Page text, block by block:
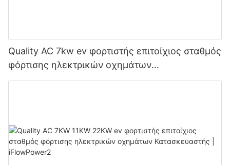
Quality AC 7kw ev φορτιστής επιτοίχιος σταθμός
φόρτισης ηλεκτρικών οχημάτων
Κατασκευαστής | iFlowPower3